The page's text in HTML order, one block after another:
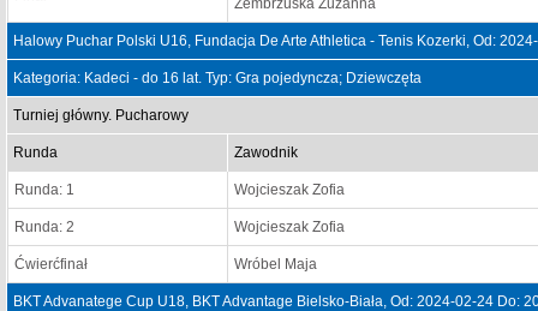
Zembrzuska Zuzanna
Halowy Puchar Polski U16, Fundacja De Arte Athletica - Tenis Kozerki, Od:
Kategoria: Kadeci - do 16 lat. Typ: Gra pojedyncza; Dziewczęta
Turniej główny. Pucharowy
Runda Zawodnik
Runda: 1 Wojcieszak Zofia
Runda: 2 Wojcieszak Zofia
Ćwierćfinał Wróbel Maja
BKT Advanatege Cup U18, BKT Advantage Bielsko-Biała, Od: 2024-02-24 Do: